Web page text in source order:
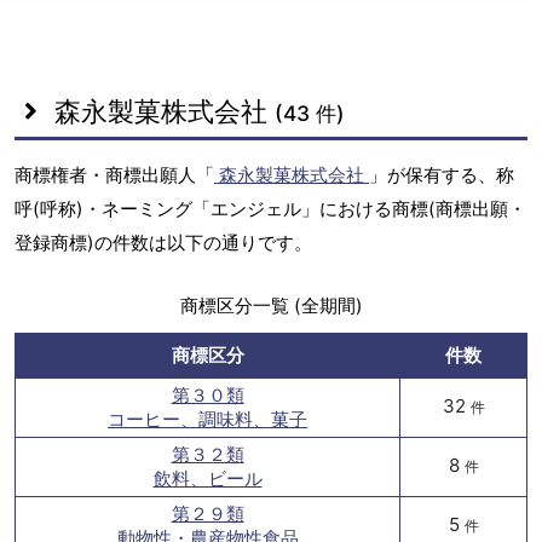
森永製菓株式会社 (43 件)
商標権者・商標出願人「 森永製菓株式会社 」が保有する、称
呼(呼称)・ネーミング「エンジェル」における商標(商標出願・
登録商標)の件数は以下の通りです。
商標区分一覧 (全期間)
商標区分
件数
第３０類
コーヒー、調味料、菓子
32 件
第３２類
飲料、ビール
8 件
第２９類
動物性・農産物性食品
5 件